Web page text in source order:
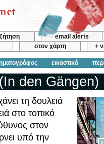
email alerts
στον χάρτη +
εικαστικά
den Gängen)
τη δουλειά
στο τοπικό
στον
υπό την